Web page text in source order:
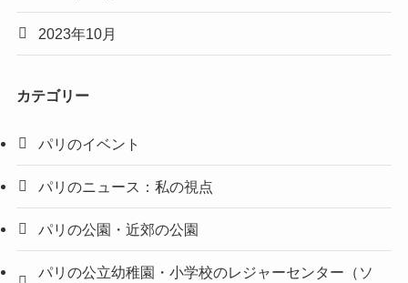
2023年10月
カテゴリー
パリのイベント
パリのニュース：私の視点
パリの公園・近郊の公園
パリの公立幼稚園・小学校のレジャーセンター（ソ